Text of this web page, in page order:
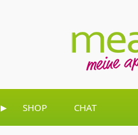
▸ SHOP CHAT